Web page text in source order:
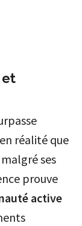
et
réalité que
ses
prouve
active